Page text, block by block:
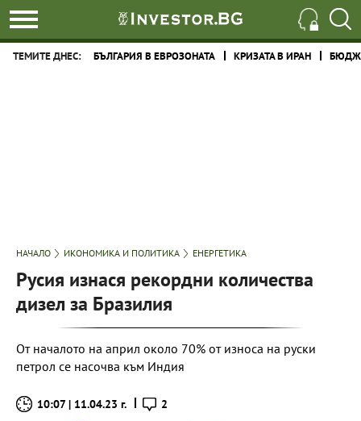
ТЕМИТЕ ДНЕС: БЪЛГАРИЯ В ЕВРОЗОНАТА КРИЗАТА В ИРАН
НАЧАЛО ИКОНОМИКА И ПОЛИТИКА ЕНЕРГЕТИКА
Русия изнася рекордни количества
дизел за Бразилия
От началото на април около 70% от износа на руски
петрол се насочва към Индия
10:07 | 11.04.23 г. 2